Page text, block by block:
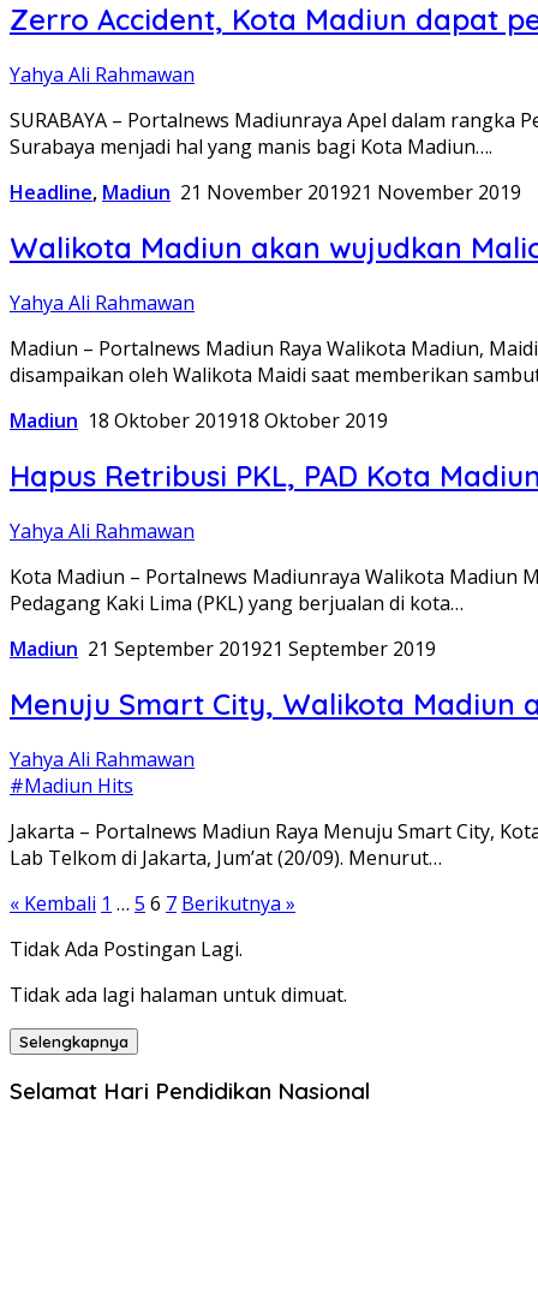
Zerro Accident, Kota Madiun dapat
Yahya Ali Rahmawan
SURABAYA – Portalnews Madiunraya Apel dalam rangka
Surabaya menjadi hal yang manis bagi Kota Madiun….
Headline, Madiun 21 November 201921 November 2019
Walikota Madiun akan wujudkan
Yahya Ali Rahmawan
Madiun – Portalnews Madiun Raya Walikota Madiun,
disampaikan oleh Walikota Maidi saat memberikan
Madiun 18 Oktober 201918 Oktober 2019
Hapus Retribusi PKL, PAD Kota
Yahya Ali Rahmawan
Kota Madiun – Portalnews Madiunraya Walikota Madiun
Pedagang Kaki Lima (PKL) yang berjualan di kota…
Madiun 21 September 201921 September 2019
Menuju Smart City, Walikota Madiun
Yahya Ali Rahmawan
#Madiun Hits
Jakarta – Portalnews Madiun Raya Menuju Smart City,
Lab Telkom di Jakarta, Jum’at (20/09). Menurut…
Paginasi
pos
« Kembali 1 … 5 6 7 Berikutnya »
Tidak Ada Postingan Lagi.
Tidak ada lagi halaman untuk dimuat.
Selengkapnya
Selamat Hari Pendidikan Nasional